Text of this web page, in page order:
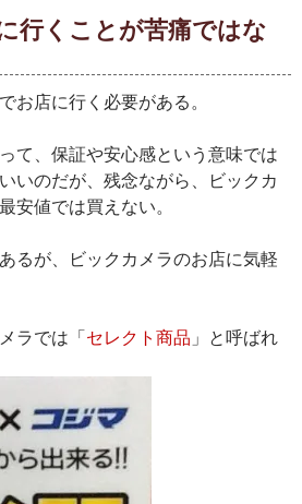
行くことが苦痛ではな
お店に行く必要がある。
て、保証や安心感という意味では
いのだが、残念ながら、ビックカ
安値では買えない。
るが、ビックカメラのお店に気軽
ラでは「セレクト商品 」と呼ばれ